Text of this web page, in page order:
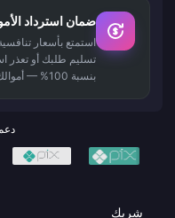
ضمان استرداد
استمتع بأسعار
تسليم طلبك أو تعذر
بنسبة 100% — أموالك محمية دائماً.
شريك